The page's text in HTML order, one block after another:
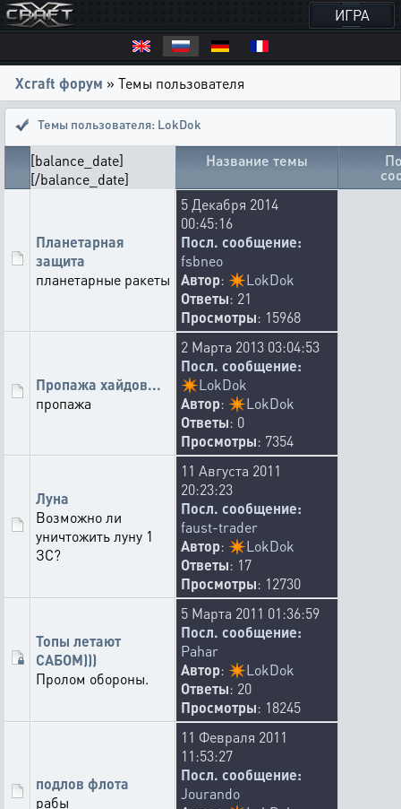
ИГРА
Xcraft форум » Темы пользователя
Темы пользователя: LokDok
[balance_date]
[/balance_date]
Название темы
Планетарная
защита
планетарные ракеты
5 Декабря 2014
00:45:16
Посл. сообщение:
fsbneo
Автор: ✴️LokDok
Ответы: 21
Просмотры: 15968
Пропажа хайдов...
пропажа
2 Марта 2013 03:04:53
Посл. сообщение:
✴️LokDok
Автор: ✴️LokDok
Ответы: 0
Просмотры: 7354
Луна
Возможно ли
уничтожить луну 1
ЗС?
11 Августа 2011
20:23:23
Посл. сообщение:
faust-trader
Автор: ✴️LokDok
Ответы: 17
Просмотры: 12730
Топы летают
САБОМ)))
Пролом обороны.
5 Марта 2011 01:36:59
Посл. сообщение:
Pahar
Автор: ✴️LokDok
Ответы: 20
Просмотры: 18245
подлов флота
рабы
11 Февраля 2011
11:53:27
Посл. сообщение:
Jourando